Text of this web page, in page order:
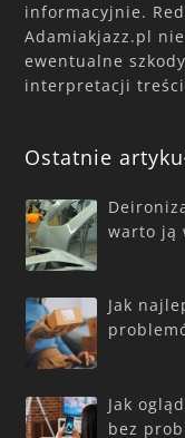
informacyjnie.
Adamiakjazz.pl
ewentualne
interpretacji
Ostatnie
warto ją
Jak
Jak
bez